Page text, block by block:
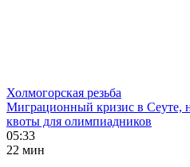
Холмогорская резьба
Миграционный кризис в Сеуте,
квоты для олимпиадников
05:33
22 мин